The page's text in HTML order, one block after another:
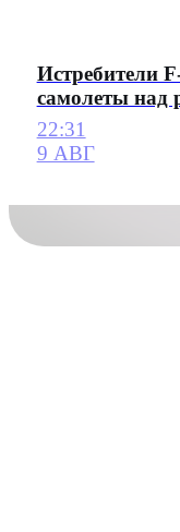
Истребители
самолеты над
22:31
9 АВГ